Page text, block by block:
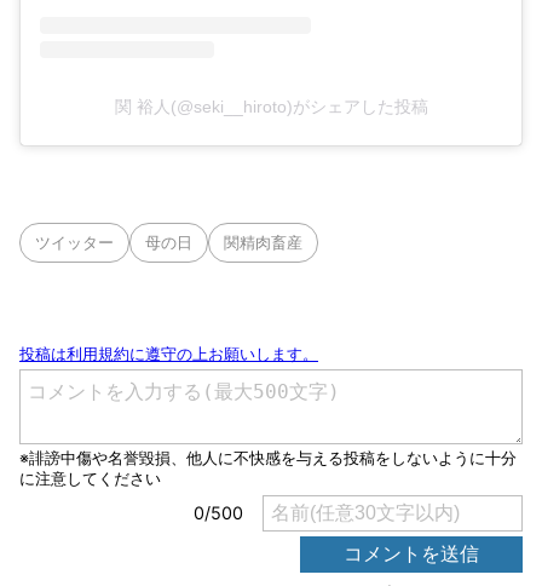
関 裕人(@seki__hiroto)がシェアした投稿
ツイッター 母の日 関精肉畜産